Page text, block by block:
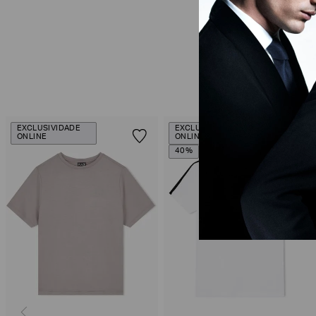
EXCLUSIVIDADE
ONLINE
EXCLUSIVIDADE
ONLINE
40%